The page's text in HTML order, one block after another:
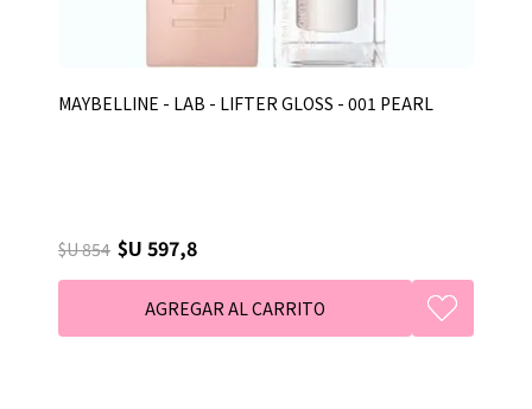
MAYBELLINE - LAB - LIFTER GLOSS - 001 PEARL
$U 854 $U 597,8